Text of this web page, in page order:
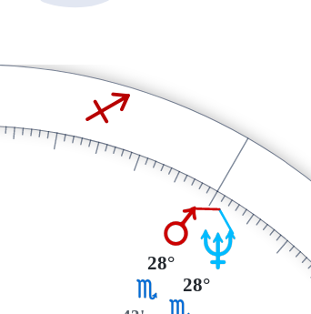
I
U
28°
Q
28°
H